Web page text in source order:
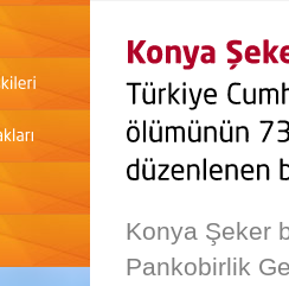
Konya Şeker
Pankobirlik